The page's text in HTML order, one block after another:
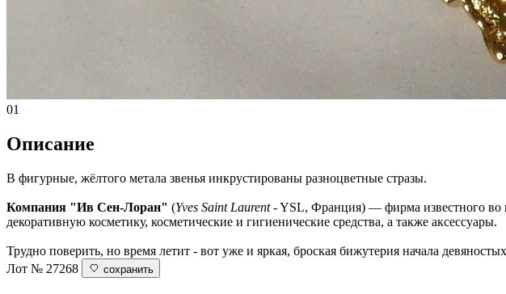
01
Описание
В фигурные, жёлтого метала звенья инкрустированы разноцветные стразы.
Компания "Ив Сен-Лоран" (Yves Saint Laurent- YSL, Франция) — фирма известного
декоративную косметику, косметические и гигиенические средства, а также аксессуары.
Трудно поверить, но время летит - вот уже и яркая, броская бижутерия начала
Лот № 27268
сохранить